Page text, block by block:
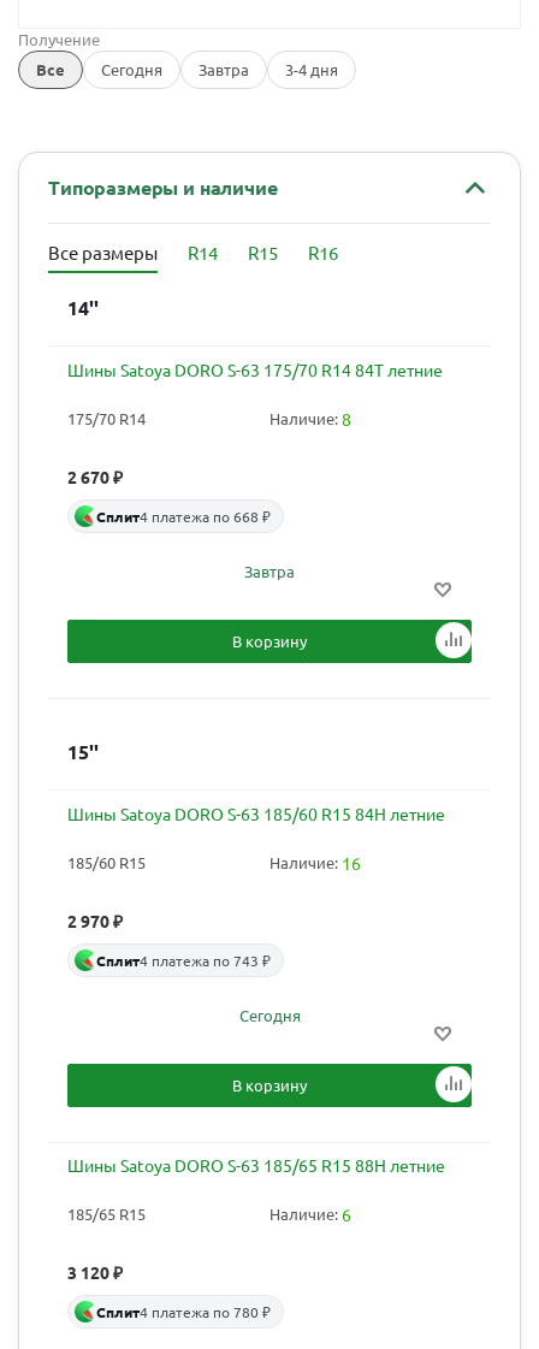
Получение
Все
Сегодня Завтра 3-4 дня
Типоразмеры и наличие
Все размеры R14 R15 R16
14''
Шины Satoya DORO S-63 175/70 R14 84T летние
175/70 R14 Наличие:8
2 670₽
Сплит4 платежа по 668 ₽
Завтра
В корзину
15''
Шины Satoya DORO S-63 185/60 R15 84H летние
185/60 R15 Наличие: 16
2 970₽
Сплит4 платежа по 743 ₽
Сегодня
В корзину
Шины Satoya DORO S-63 185/65 R15 88H летние
185/65 R15 Наличие: 6
3 120₽
Сплит4 платежа по 780 ₽